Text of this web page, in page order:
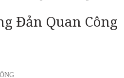
Đản Quan Công